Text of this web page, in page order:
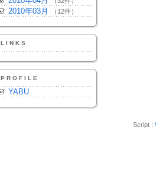
2010年03月 （12件）
LINKS
PROFILE
YABU
Script :